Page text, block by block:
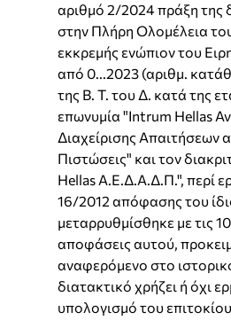
αριθμό 2/2024 πράξη της
στην Πλήρη Ολομέλεια
εκκρεμής ενώπιον του
από 0...2023 (αριθμ.
της Β. Τ. του Δ. κατά της
επωνυμία "Intrum Hellas
Διαχείρισης Απαιτήσεων
Πιστώσεις" και τον
Hellas Α.Ε.Δ.Α.Δ.Π.", περί
16/2012 απόφασης του
μεταρρυθμίσθηκε με τις
αποφάσεις αυτού,
αναφερόμενο στο
διατακτικό χρήζει ή όχι
υπολογισμό του